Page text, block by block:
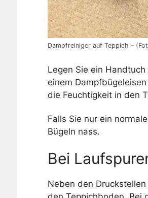
Dampfreiniger auf Teppich –
Legen Sie ein
einem
die Feuchtigkeit in den
Falls Sie nur ein
Bügeln nass.
Bei
Neben den